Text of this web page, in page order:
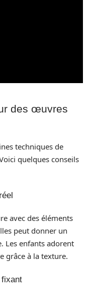
des œuvres
techniques de
quelques conseils
avec des éléments
peut donner un
Les enfants adorent
grâce à la texture.